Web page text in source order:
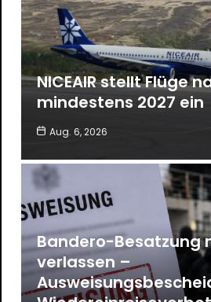
NICEAIR stellt Flüge
mindestens 2027 ein
Aug. 6, 2026
Bandero-Besatzung
verlassen –